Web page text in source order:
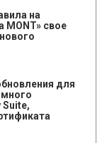
на
MONT» свое
для
Suite,